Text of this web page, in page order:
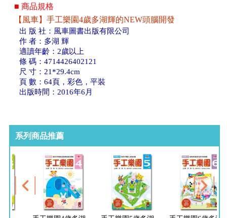
■ 商品規格
【風車】手工樂園4歲多湖輝的NEW頭腦開發
出 版 社：風車圖書出版有限公司
作 者：多湖 輝
適讀年齡：2歲以上
條 碼：4714426402121
尺 寸：21*29.4cm
頁 數：64頁，彩色，平裝
出版時間：2016年6月
系列商品推薦